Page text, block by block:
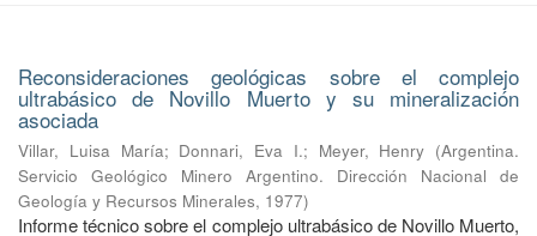
Reconsideraciones geológicas sobre el complejo
ultrabásico de Novillo Muerto y su mineralización
asociada
Villar, Luisa María; Donnari, Eva I.; Meyer, Henry (Argentina.
Servicio Geológico Minero Argentino. Dirección Nacional de
Geología y Recursos Minerales, 1977)
Informe técnico sobre el complejo ultrabásico de Novillo Muerto,